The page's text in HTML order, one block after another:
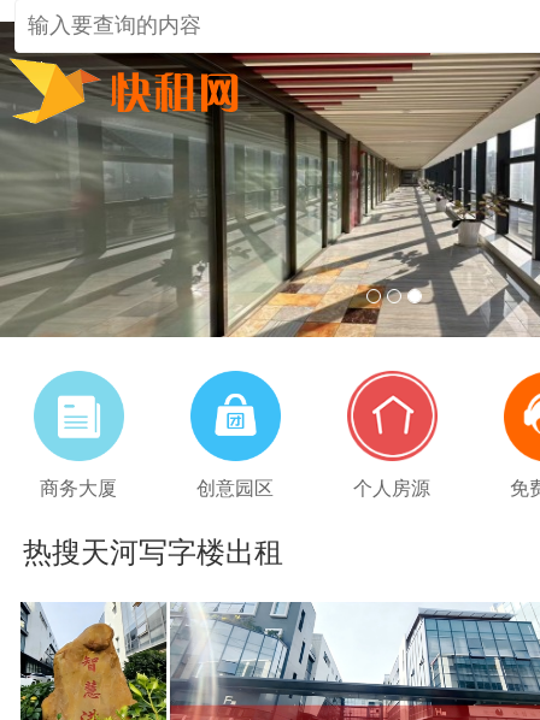
1 2 3
商务大厦 创意园区 个人房源 免
热搜天河写字楼出租